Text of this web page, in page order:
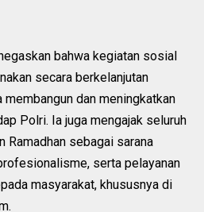
bahwa kegiatan sosial
secara berkelanjutan
dan meningkatkan
Polri. Ia juga mengajak seluruh
Ramadhan sebagai sarana
serta pelayanan
masyarakat, khususnya di